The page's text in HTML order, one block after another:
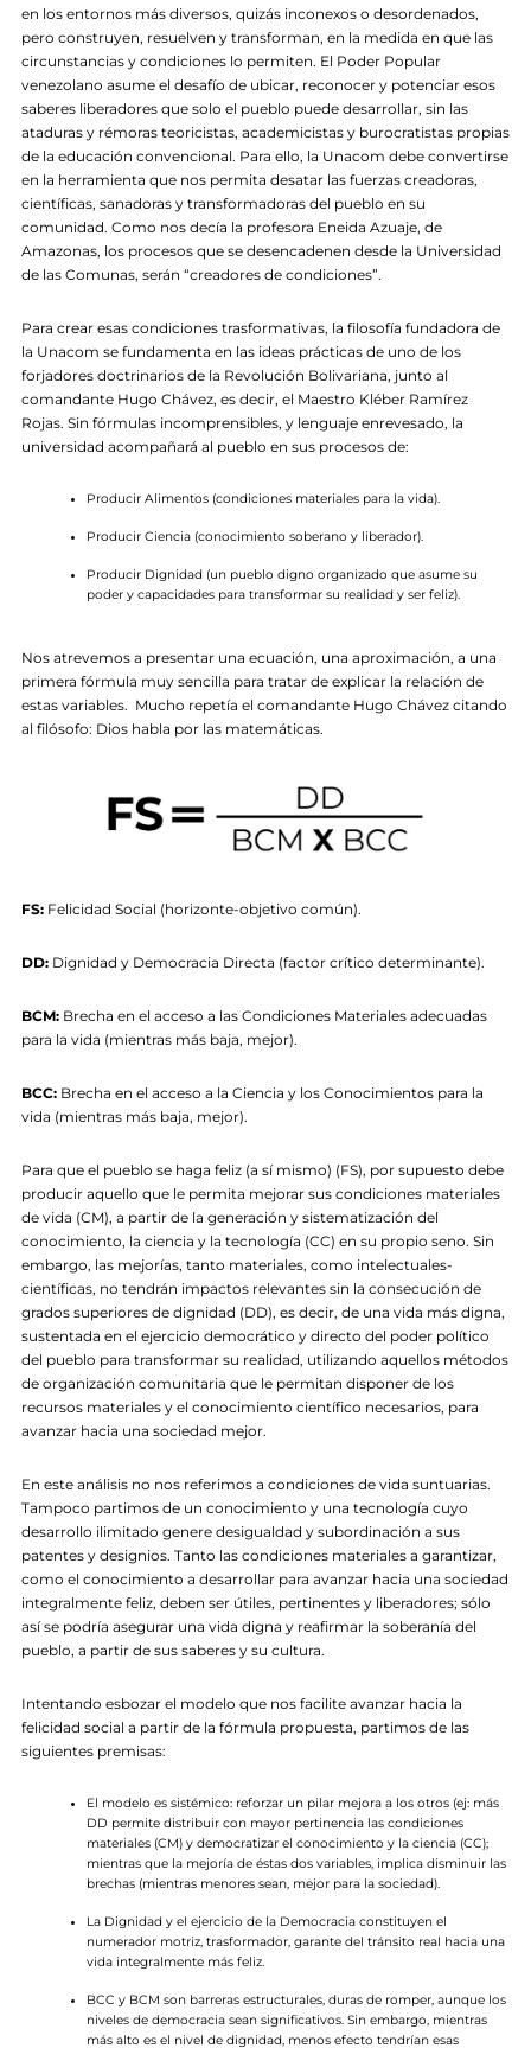
en los entornos más diversos, quizás inconexos o desordenados,
pero construyen, resuelven y transforman, en la medida en que las
circunstancias y condiciones lo permiten. El Poder Popular
venezolano asume el desafío de ubicar, reconocer y potenciar esos
saberes liberadores que solo el pueblo puede desarrollar, sin las
ataduras y rémoras teoricistas, academicistas y burocratistas propias
de la educación convencional. Para ello, la Unacom debe convertirse
en la herramienta que nos permita desatar las fuerzas creadoras,
científicas, sanadoras y transformadoras del pueblo en su
comunidad. Como nos decía la profesora Eneida Azuaje, de
Amazonas, los procesos que se desencadenen desde la Universidad
de las Comunas, serán “creadores de condiciones”.
Para crear esas condiciones trasformativas, la filosofía fundadora de
la Unacom se fundamenta en las ideas prácticas de uno de los
forjadores doctrinarios de la Revolución Bolivariana, junto al
comandante Hugo Chávez, es decir, el Maestro Kléber Ramírez
Rojas. Sin fórmulas incomprensibles, y lenguaje enrevesado, la
universidad acompañará al pueblo en sus procesos de:
Producir Alimentos (condiciones materiales para la vida).
Producir Ciencia (conocimiento soberano y liberador).
Producir Dignidad (un pueblo digno organizado que asume su
poder y capacidades para transformar su realidad y ser feliz).
Nos atrevemos a presentar una ecuación, una aproximación, a una
primera fórmula muy sencilla para tratar de explicar la relación de
estas variables. Mucho repetía el comandante Hugo Chávez citando
al filósofo: Dios habla por las matemáticas.
FS: Felicidad Social (horizonte-objetivo común).
DD: Dignidad y Democracia Directa (factor crítico determinante).
BCM: Brecha en el acceso a las Condiciones Materiales adecuadas
para la vida (mientras más baja, mejor).
BCC: Brecha en el acceso a la Ciencia y los Conocimientos para la
vida (mientras más baja, mejor).
Para que el pueblo se haga feliz (a sí mismo) (FS), por supuesto debe
producir aquello que le permita mejorar sus condiciones materiales
de vida (CM), a partir de la generación y sistematización del
conocimiento, la ciencia y la tecnología (CC) en su propio seno. Sin
embargo, las mejorías, tanto materiales, como intelectuales-
científicas, no tendrán impactos relevantes sin la consecución de
grados superiores de dignidad (DD), es decir, de una vida más digna,
sustentada en el ejercicio democrático y directo del poder político
del pueblo para transformar su realidad, utilizando aquellos métodos
de organización comunitaria que le permitan disponer de los
recursos materiales y el conocimiento científico necesarios, para
avanzar hacia una sociedad mejor.
En este análisis no nos referimos a condiciones de vida suntuarias.
Tampoco partimos de un conocimiento y una tecnología cuyo
desarrollo ilimitado genere desigualdad y subordinación a sus
patentes y designios. Tanto las condiciones materiales a garantizar,
como el conocimiento a desarrollar para avanzar hacia una sociedad
integralmente feliz, deben ser útiles, pertinentes y liberadores; sólo
así se podría asegurar una vida digna y reafirmar la soberanía del
pueblo, a partir de sus saberes y su cultura.
Intentando esbozar el modelo que nos facilite avanzar hacia la
felicidad social a partir de la fórmula propuesta, partimos de las
siguientes premisas:
El modelo es sistémico: reforzar un pilar mejora a los otros (ej: más
DD permite distribuir con mayor pertinencia las condiciones
materiales (CM) y democratizar el conocimiento y la ciencia (CC);
mientras que la mejoría de éstas dos variables, implica disminuir las
brechas (mientras menores sean, mejor para la sociedad).
La Dignidad y el ejercicio de la Democracia constituyen el
numerador motriz, trasformador, garante del tránsito real hacia una
vida integralmente más feliz.
BCC y BCM son barreras estructurales, duras de romper, aunque los
niveles de democracia sean significativos. Sin embargo, mientras
más alto es el nivel de dignidad, menos efecto tendrían esas